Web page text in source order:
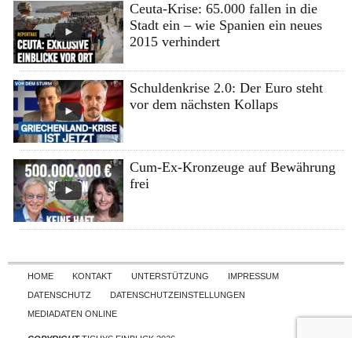
Ceuta-Krise: 65.000 fallen in die
Stadt ein – wie Spanien ein neues
2015 verhindert
Schuldenkrise 2.0: Der Euro steht
vor dem nächsten Kollaps
Cum-Ex-Kronzeuge auf Bewährung
frei
Skip to content
HOME KONTAKT UNTERSTÜTZUNG
IMPRESSUM
DATENSCHUTZ
DATENSCHUTZEINSTELLUNGEN
MEDIADATEN ONLINE